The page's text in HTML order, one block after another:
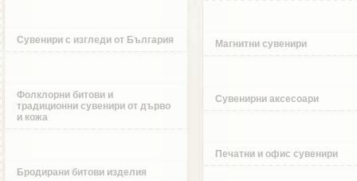
Сувенири с изгледи от България
Фолклорни битови и
традиционни сувенири от дърво
и кожа
Бродирани битови изделия
Магнитни сувенири
Сувенирни аксесоари
Печатни и офис сувенири